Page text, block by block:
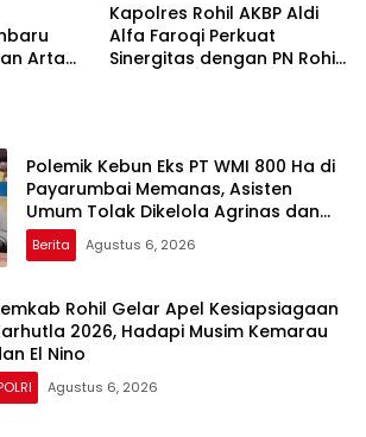
Arta
Raya
Kapolres Rohil AKBP Aldi
Alfa Faroqi Perkuat
Sinergitas dengan PN Rohil
Polemik Kebun Eks PT WMI 800 Ha di
Payarumbai Memanas, Asisten
Umum Tolak Dikelola Agrinas dan
Tantang Presiden Prabowo
Berita Agustus 6, 2026
Rohil Gelar Apel Kesiapsiagaan
2026, Hadapi Musim Kemarau
El Nino
Agustus 6, 2026